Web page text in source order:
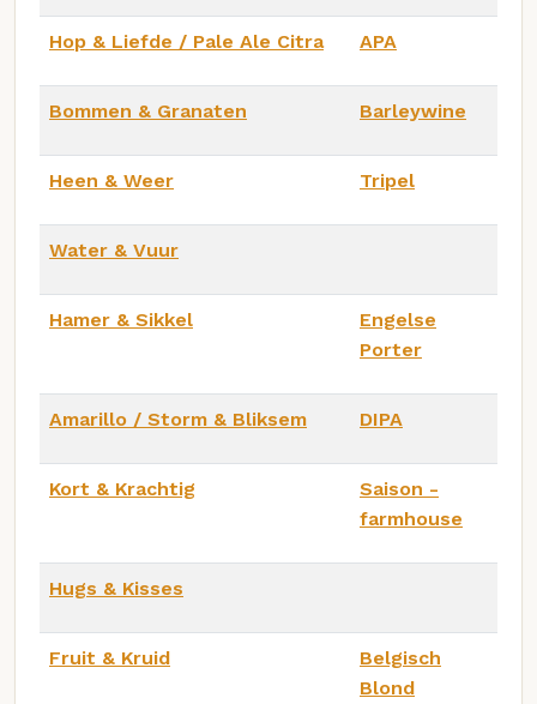
Hop & Liefde / Pale Ale Citra APA
Bommen & Granaten Barleywine
Heen & Weer Tripel
Water & Vuur
Hamer & Sikkel
Engelse
Porter
Amarillo / Storm & Bliksem DIPA
Kort & Krachtig
Saison -
farmhouse
Hugs & Kisses
Fruit & Kruid
Belgisch
Blond